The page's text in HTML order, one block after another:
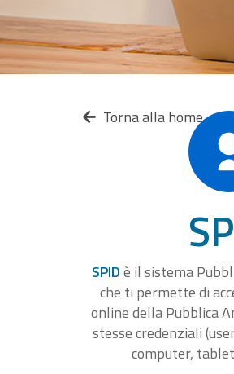
Torna alla home
SPIDè il sistema
che ti permette di
online della Pubblica
stesse credenziali
computer,